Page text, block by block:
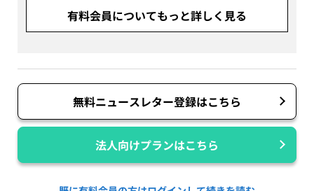
有料会員についてもっと詳しく見る
無料ニュースレター登録はこちら
法人向けプランはこちら